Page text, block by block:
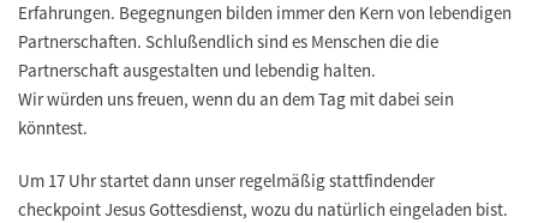
Erfahrungen. Begegnungen bilden immer den Kern von lebendigen
Partnerschaften. Schlußendlich sind es Menschen die die
Partnerschaft ausgestalten und lebendig halten.
Wir würden uns freuen, wenn du an dem Tag mit dabei sein
könntest.
Um 17 Uhr startet dann unser regelmäßig stattfindender
checkpoint Jesus Gottesdienst, wozu du natürlich eingeladen bist.